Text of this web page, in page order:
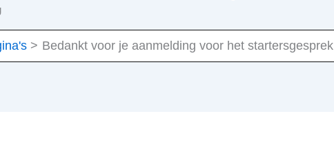
Bedankt voor je aanmelding voor het startersgesprek